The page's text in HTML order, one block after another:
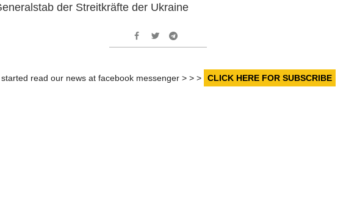
der Streitkräfte der Ukraine
started read our news at facebook messenger > > > CLICK HERE FOR SUBSCRIBE